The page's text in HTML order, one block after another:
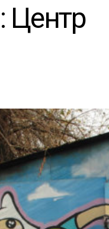
Центр